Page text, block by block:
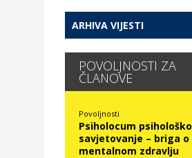
ARHIVA VIJESTI
POVOLJNOSTI ZA
ČLANOVE
Povoljnosti
Psiholocum psihološko
savjetovanje – briga o
mentalnom zdravlju